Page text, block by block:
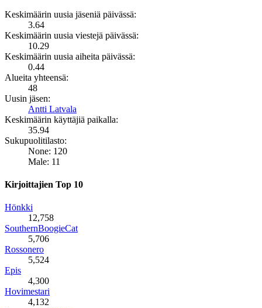
Keskimäärin uusia jäseniä päivässä:
3.64
Keskimäärin uusia viestejä päivässä:
10.29
Keskimäärin uusia aiheita päivässä:
0.44
Alueita yhteensä:
48
Uusin jäsen:
Antti Latvala
Keskimäärin käyttäjiä paikalla:
35.94
Sukupuolitilasto:
None: 120
Male: 11
Kirjoittajien Top 10
Hönkki
12,758
SouthernBoogieCat
5,706
Rossonero
5,524
Epis
4,300
Hovimestari
4,132